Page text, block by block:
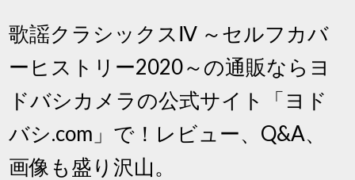
歌謡クラシックスⅣ ～セルフカバ
ーヒストリー2020～の通販ならヨ
ドバシカメラの公式サイト「ヨド
バシ.com」で！レビュー、Q&A、
画像も盛り沢山。